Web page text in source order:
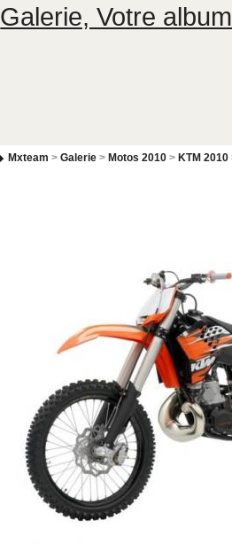
Galerie, Votre
Mxteam >Galerie > Motos 2010 > KTM 2010